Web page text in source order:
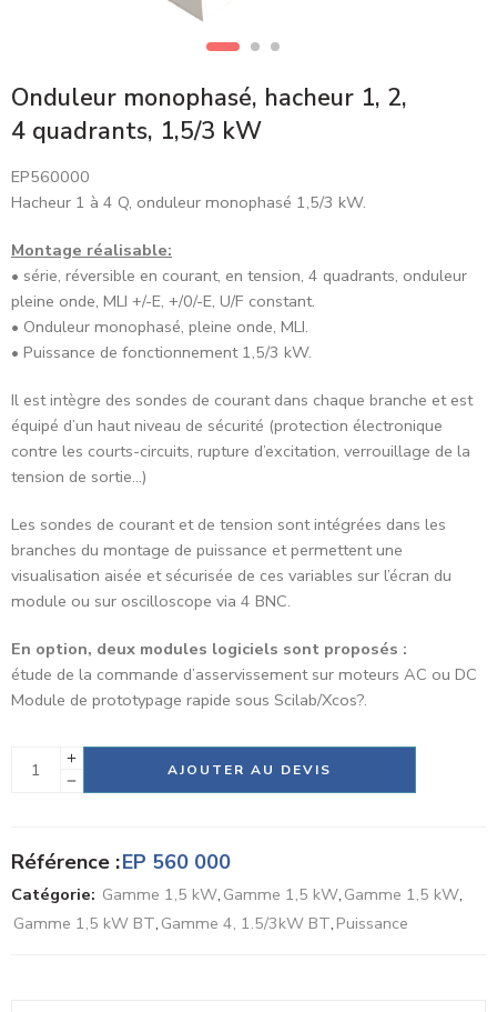
Onduleur monophasé, hacheur 1, 2,
4 quadrants, 1,5/3 kW
EP560000
Hacheur 1 à 4 Q, onduleur monophasé 1,5/3 kW.
Montage réalisable:
• série, réversible en courant, en tension, 4 quadrants, onduleur
pleine onde, MLI +/-E, +/0/-E, U/F constant.
• Onduleur monophasé, pleine onde, MLI.
• Puissance de fonctionnement 1,5/3 kW.
Il est intègre des sondes de courant dans chaque branche et est
équipé d’un haut niveau de sécurité (protection électronique
contre les courts-circuits, rupture d’excitation, verrouillage de la
tension de sortie…)
Les sondes de courant et de tension sont intégrées dans les
branches du montage de puissance et permettent une
visualisation aisée et sécurisée de ces variables sur l’écran du
module ou sur oscilloscope via 4 BNC.
En option, deux modules logiciels sont proposés :
étude de la commande d’asservissement sur moteurs AC ou DC
Module de prototypage rapide sous Scilab/Xcos?.
AJOUTER AU DEVIS
Alternative:
Référence :EP 560 000
Catégorie: Gamme 1,5 kW, Gamme 1,5 kW, Gamme 1,5 kW,
Gamme 1,5 kW BT, Gamme 4, 1.5/3kW BT, Puissance